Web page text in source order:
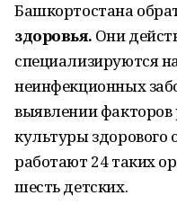
Башкортостана
здоровья. Они
специализируются
неинфекционных
выявлении
культуры здорового
работают 24 таких
шесть детских.